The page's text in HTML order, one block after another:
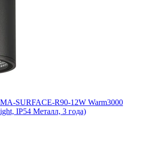
SURFACE-R90-12W Warm3000
IP54 Металл, 3 года)